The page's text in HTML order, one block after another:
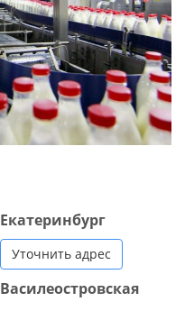
Екатеринбург
Уточнить адрес
Василеостровская